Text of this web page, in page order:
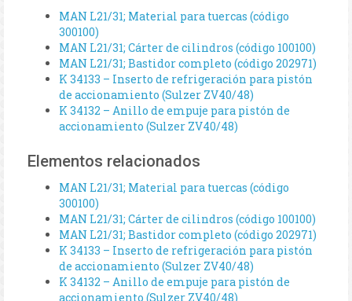
MAN L21/31; Material para tuercas (código
300100)
MAN L21/31; Cárter de cilindros (código 100100)
MAN L21/31; Bastidor completo (código 202971)
K 34133 – Inserto de refrigeración para pistón
de accionamiento (Sulzer ZV40/48)
K 34132 – Anillo de empuje para pistón de
accionamiento (Sulzer ZV40/48)
Elementos relacionados
MAN L21/31; Material para tuercas (código
300100)
MAN L21/31; Cárter de cilindros (código 100100)
MAN L21/31; Bastidor completo (código 202971)
K 34133 – Inserto de refrigeración para pistón
de accionamiento (Sulzer ZV40/48)
K 34132 – Anillo de empuje para pistón de
accionamiento (Sulzer ZV40/48)